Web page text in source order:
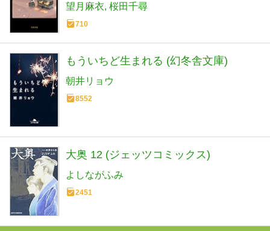
望月麻衣 桜田千尋
710
もういちど生まれる (幻冬舎文庫)
朝井リョウ
8552
大奥 12 (ジェッツコミックス)
よしながふみ
2451